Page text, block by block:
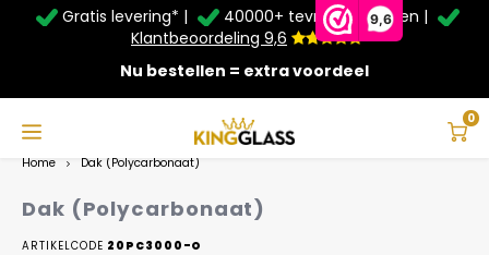
9,6
Service & Contact
Taal
Nederlands
Gratis levering* |
40000+ tevreden klanten |
Klantbeoordeling 9,6
Nu bestellen = extra voordeel
0
Zomer Deals: Tot 20% kortingop schuifwanden en
veranda's +€20extra kassa korting*
Home Dak (Polycarbonaat)
Dak (Polycarbonaat)
ARTIKELCODE 20PC3000-O